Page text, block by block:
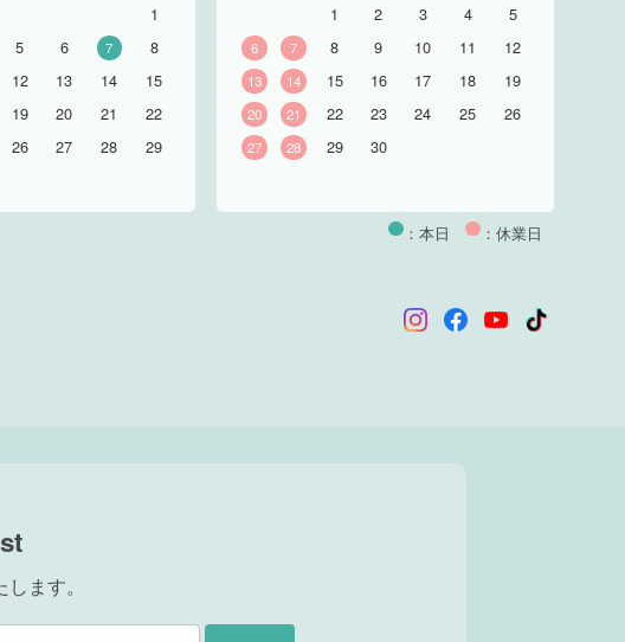
1
5 6 7 8
12 13 14 15
19 20 21 22
26 27 28 29
1
2 3 4 5
6 7 8 9 10 11 12
13 14 15 16 17 18 19
20 21 22 23 24 25 26
27 28 29 30
：本日 ：休業日
ます。